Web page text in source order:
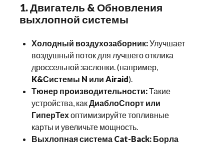
1. Двигатель & Обновления
выхлопной системы
Холодный воздухозаборник:Улучшает
воздушный поток для лучшего отклика
дроссельной заслонки. (например,
K&Системы N или Airaid).
Тюнер производительности:Такие
устройства, какДиаблоСпорт или
ГиперТехоптимизируйте топливные
карты и увеличьте мощность.
Выхлопная система Cat-Back: Борла